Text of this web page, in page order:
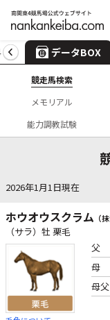
データBOX
競走馬検索
メモリアル
能力調教試験
2026年1月1日現在
ホウオウスクラム （
（サラ）牡 栗毛
父
母
母父